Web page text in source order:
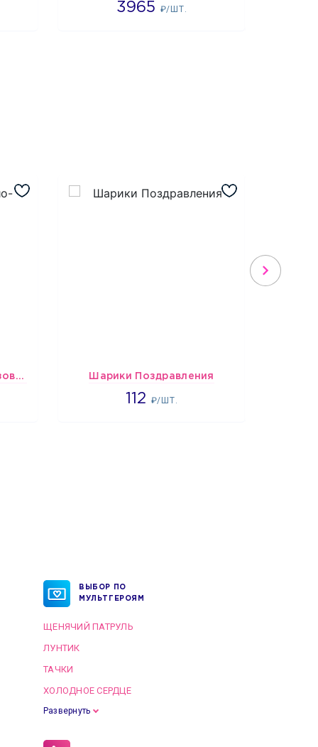
3965 ₽/ШТ.
Шарики Сердца бело-розово-красные Шарики Поздравления
112 ₽/ШТ.
1718
ВЫБОР ПО
МУЛЬТГЕРОЯМ
ЩЕНЯЧИЙ ПАТРУЛЬ
ЛУНТИК
ТАЧКИ
ХОЛОДНОЕ СЕРДЦЕ
Развернуть